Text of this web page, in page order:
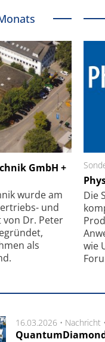
GmbH +
wurde am
und
Dr. Peter
als
Die
wie
GmbH
16.03.2026 • Nachricht •